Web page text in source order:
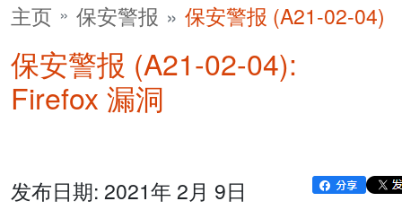
主页 保安警报 保安警报 (A21-02-04)
保安警报 (A21-02-04):
Firefox 漏洞
发布日期: 2021年 2月 9日